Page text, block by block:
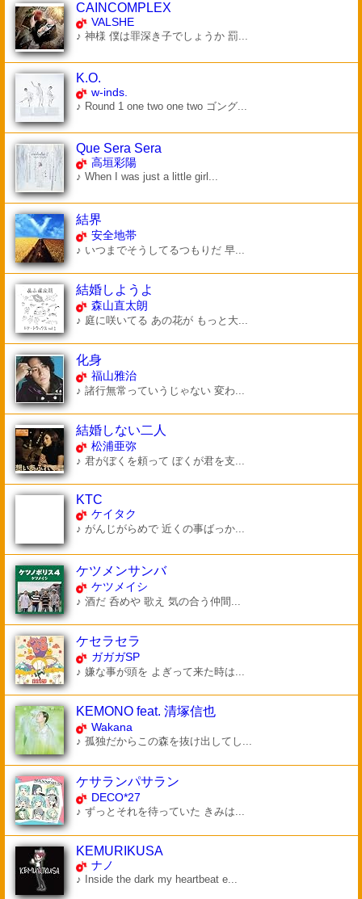
CAINCOMPLEX
VALSHE
♪ 神様 僕は罪深き子でしょうか 罰...
K.O.
w-inds.
♪ Round 1 one two one two ゴング...
Que Sera Sera
高垣彩陽
♪ When I was just a little girl...
結界
安全地帯
♪ いつまでそうしてるつもりだ 早...
結婚しようよ
森山直太朗
♪ 庭に咲いてる あの花が もっと大...
化身
福山雅治
♪ 諸行無常っていうじゃない 変わ...
結婚しない二人
松浦亜弥
♪ 君がぼくを頼って ぼくが君を支...
KTC
ケイタク
♪ がんじがらめで 近くの事ばっか...
ケツメンサンバ
ケツメイシ
♪ 酒だ 呑めや 歌え 気の合う仲間...
ケセラセラ
ガガガSP
♪ 嫌な事が頭を よぎって来た時は...
KEMONO feat. 清塚信也
Wakana
♪ 孤独だからこの森を抜け出してし...
ケサランパサラン
DECO*27
♪ ずっとそれを待っていた きみは...
KEMURIKUSA
ナノ
♪ Inside the dark my heartbeat e...